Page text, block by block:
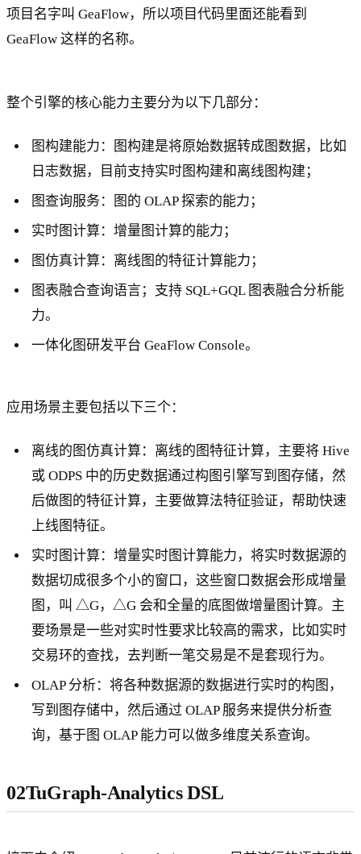
项目名字叫 GeaFlow，所以项目代码里面还能看到
GeaFlow 这样的名称。
整个引擎的核心能力主要分为以下几部分：
图构建能力：图构建是将原始数据转成图数据，比如
日志数据，目前支持实时图构建和离线图构建；
图查询服务：图的 OLAP 探索的能力；
实时图计算：增量图计算的能力；
图仿真计算：离线图的特征计算能力；
图表融合查询语言；支持 SQL+GQL 图表融合分析能
力。
一体化图研发平台 GeaFlow Console。
应用场景主要包括以下三个：
离线的图仿真计算：离线的图特征计算，主要将 Hive
或 ODPS 中的历史数据通过构图引擎写到图存储，然
后做图的特征计算，主要做算法特征验证，帮助快速
上线图特征。
实时图计算：增量实时图计算能力，将实时数据源的
数据切成很多个小的窗口，这些窗口数据会形成增量
图，叫 △G，△G 会和全量的底图做增量图计算。主
要场景是一些对实时性要求比较高的需求，比如实时
交易环的查找，去判断一笔交易是不是套现行为。
OLAP 分析：将各种数据源的数据进行实时的构图，
写到图存储中，然后通过 OLAP 服务来提供分析查
询，基于图 OLAP 能力可以做多维度关系查询。
02TuGraph-Analytics DSL